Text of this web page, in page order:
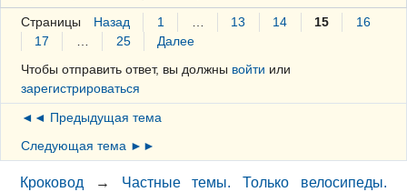
Страницы Назад 1 13 14 15
16
17
25
Далее
Чтобы отправить ответ, вы должны войти или
зарегистрироваться
◄◄ Предыдущая тема
Следующая тема ►►
Кроковод → Частные темы. Только велосипеды.